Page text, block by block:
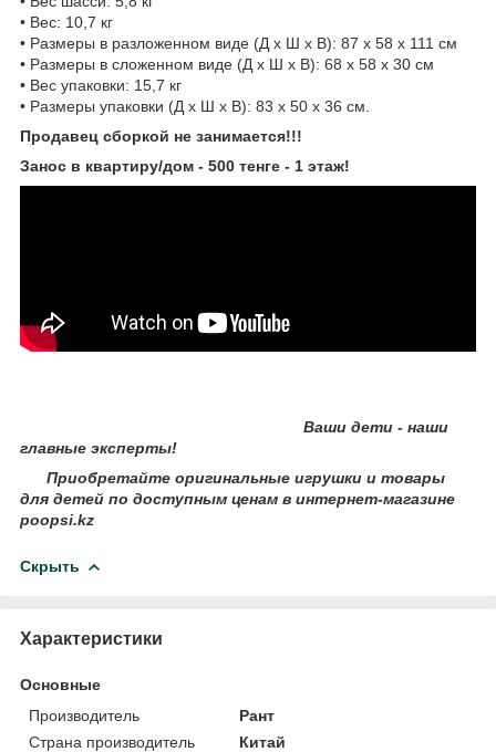
• Вес: 10,7 кг
• Размеры в разложенном виде (Д х Ш х В): 87 х 58 х 111 см
• Размеры в сложенном виде (Д х Ш х В): 68 х 58 х 30 см
• Вес упаковки: 15,7 кг
• Размеры упаковки (Д х Ш х В): 83 х 50 х 36 см.
Продавец сборкой не занимается!!!
Занос в квартиру/дом - 500 тенге - 1 этаж!
Ваши дети - наши
главные эксперты!
Приобретайте оригинальные игрушки и товары
для детей по доступным ценам в интернет-магазине
poopsi.kz
Скрыть
Характеристики
Основные
Производитель
Рант
Страна производитель
Китай